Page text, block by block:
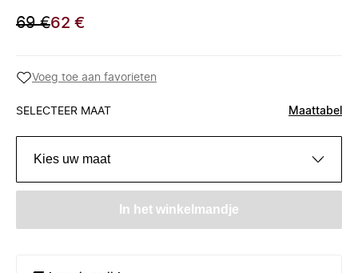
69 €62 €
Voeg toe aan favorieten
SELECTEER MAAT Maattabel
Kies uw maat
In het winkelmandje